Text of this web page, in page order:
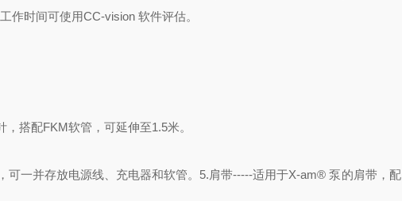
作时间可使用CC-vision 软件评估。
搭配FKM软管，可延伸至1.5米。
一并存放电源线、充电器和软管。5.肩带-----适用于X-am® 泵的肩带，配